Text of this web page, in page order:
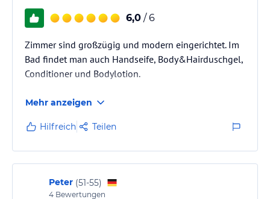
6,0 / 6
Zimmer sind großzügig und modern eingerichtet. Im
Bad findet man auch Handseife, Body&Hairduschgel,
Conditioner und Bodylotion.
Mehr anzeigen
Hilfreich Teilen
Peter (51-55)
4 Bewertungen